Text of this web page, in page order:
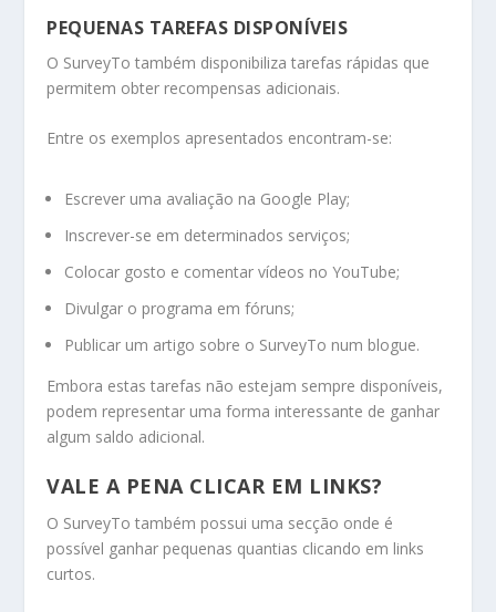
PEQUENAS TAREFAS DISPONÍVEIS
O SurveyTo também disponibiliza tarefas rápidas que
permitem obter recompensas adicionais.
Entre os exemplos apresentados encontram-se:
Escrever uma avaliação na Google Play;
Inscrever-se em determinados serviços;
Colocar gosto e comentar vídeos no YouTube;
Divulgar o programa em fóruns;
Publicar um artigo sobre o SurveyTo num blogue.
Embora estas tarefas não estejam sempre disponíveis,
podem representar uma forma interessante de ganhar
algum saldo adicional.
VALE A PENA CLICAR EM LINKS?
O SurveyTo também possui uma secção onde é
possível ganhar pequenas quantias clicando em links
curtos.